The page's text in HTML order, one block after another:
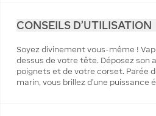
CONSEILS D'UTILISATION
Soyez divinement vous-même !
dessus de votre tête. Déposez son
poignets et de votre corset. Parée
marin, vous brillez d’une puissance